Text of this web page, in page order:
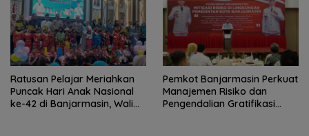
Ratusan Pelajar Meriahkan
Puncak Hari Anak Nasional
ke-42 di Banjarmasin, Wali
Pemkot Banjarmasin Perkuat
Manajemen Risiko dan
Pengendalian Gratifikasi